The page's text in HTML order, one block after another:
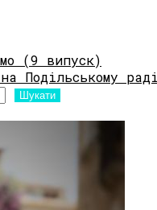
(9 випуск)
Подільському